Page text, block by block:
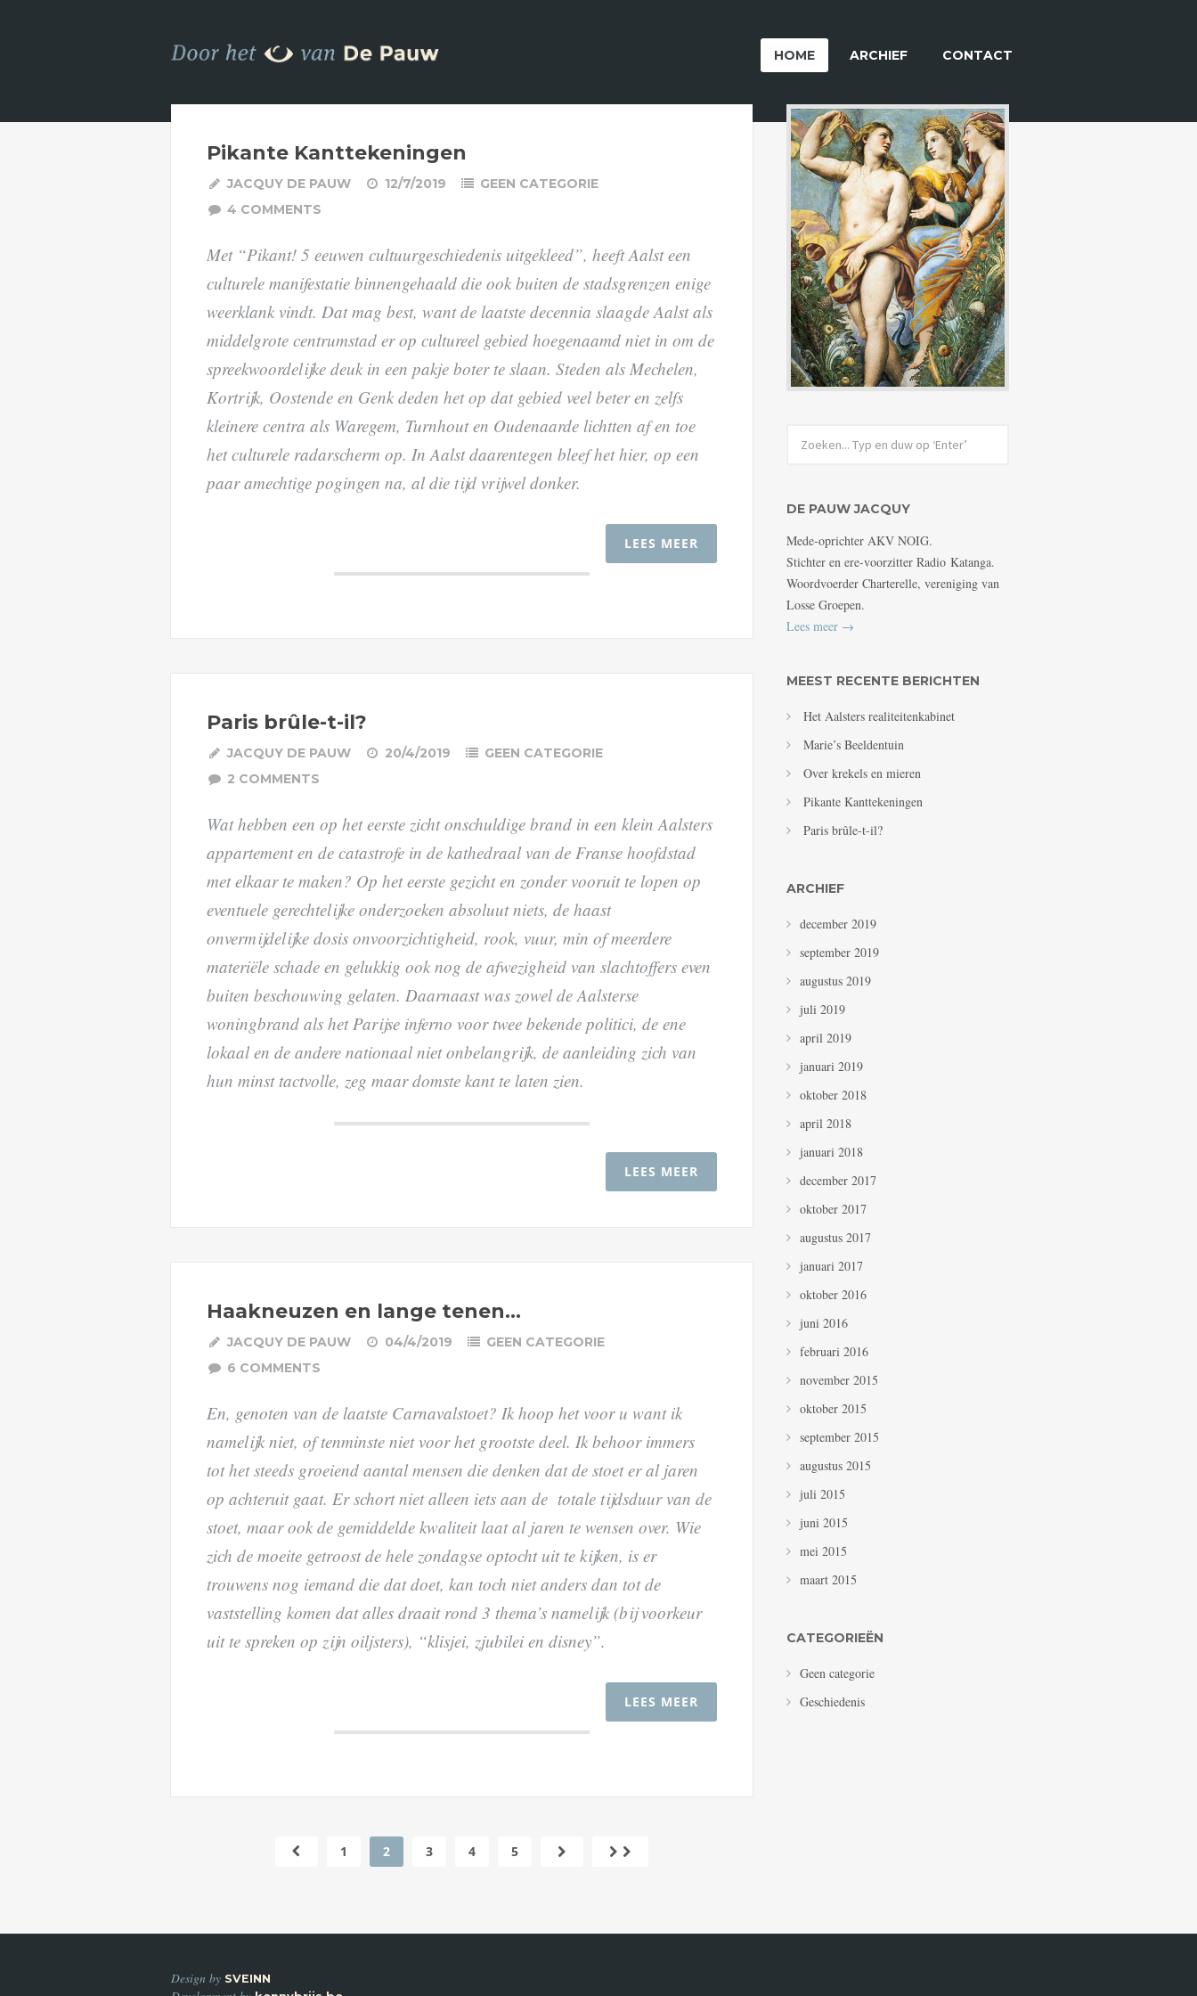
HOME ARCHIEF CONTACT
Pikante Kanttekeningen
JACQUY DE PAUW 12/7/2019
GEEN CATEGORIE
4 COMMENTS
Met “Pikant! 5 eeuwen cultuurgeschiedenis uitgekleed”, heeft Aalst een
culturele manifestatie binnengehaald die ook buiten de stadsgrenzen enige
weerklank vindt. Dat mag best, want de laatste decennia slaagde Aalst als
middelgrote centrumstad er op cultureel gebied hoegenaamd niet in om de
spreekwoordelijke deuk in een pakje boter te slaan. Steden als Mechelen,
Kortrijk, Oostende en Genk deden het op dat gebied veel beter en zelfs
kleinere centra als Waregem, Turnhout en Oudenaarde lichtten af en toe
het culturele radarscherm op. In Aalst daarentegen bleef het hier, op een
paar amechtige pogingen na, al die tijd vrijwel donker.
LEES MEER
Paris brûle-t-il?
JACQUY DE PAUW 20/4/2019
GEEN CATEGORIE
2 COMMENTS
Wat hebben een op het eerste zicht onschuldige brand in een klein Aalsters
appartement en de catastrofe in de kathedraal van de Franse hoofdstad
met elkaar te maken? Op het eerste gezicht en zonder vooruit te lopen op
eventuele gerechtelijke onderzoeken absoluut niets, de haast
onvermijdelijke dosis onvoorzichtigheid, rook, vuur, min of meerdere
materiële schade en gelukkig ook nog de afwezigheid van slachtoffers even
buiten beschouwing gelaten. Daarnaast was zowel de Aalsterse
woningbrand als het Parijse inferno voor twee bekende politici, de ene
lokaal en de andere nationaal niet onbelangrijk, de aanleiding zich van
hun minst tactvolle, zeg maar domste kant te laten zien.
LEES MEER
Haakneuzen en lange tenen…
JACQUY DE PAUW 04/4/2019
GEEN CATEGORIE
6 COMMENTS
En, genoten van de laatste Carnavalstoet? Ik hoop het voor u want ik
namelijk niet, of tenminste niet voor het grootste deel. Ik behoor immers
tot het steeds groeiend aantal mensen die denken dat de stoet er al jaren
op achteruit gaat. Er schort niet alleen iets aan de totale tijdsduur van de
stoet, maar ook de gemiddelde kwaliteit laat al jaren te wensen over. Wie
zich de moeite getroost de hele zondagse optocht uit te kijken, is er
trouwens nog iemand die dat doet, kan toch niet anders dan tot de
vaststelling komen dat alles draait rond 3 thema’s namelijk (bij voorkeur
uit te spreken op zijn oiljsters), “klisjei, zjubilei en disney”.
LEES MEER
1 2 3 4 5
DE PAUW JACQUY
Mede-oprichter AKV NOIG.
Stichter en ere-voorzitter Radio Katanga.
Woordvoerder Charterelle, vereniging van
Losse Groepen.
Lees meer →
MEEST RECENTE BERICHTEN
Het Aalsters realiteitenkabinet
Marie’s Beeldentuin
Over krekels en mieren
Pikante Kanttekeningen
Paris brûle-t-il?
ARCHIEF
december 2019
september 2019
augustus 2019
juli 2019
april 2019
januari 2019
oktober 2018
april 2018
januari 2018
december 2017
oktober 2017
augustus 2017
januari 2017
oktober 2016
juni 2016
februari 2016
november 2015
oktober 2015
september 2015
augustus 2015
juli 2015
juni 2015
mei 2015
maart 2015
CATEGORIEËN
Geen categorie
Geschiedenis
Design by SVEINN